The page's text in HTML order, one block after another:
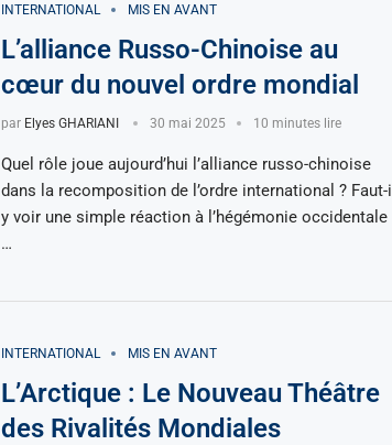
INTERNATIONAL MIS EN AVANT
L’alliance Russo-Chinoise au
cœur du nouvel ordre mondial
par Elyes GHARIANI 30 mai 2025 10 minutes lire
Quel rôle joue aujourd’hui l’alliance russo-chinoise
dans la recomposition de l’ordre international ? Faut-il
y voir une simple réaction à l’hégémonie occidentale
…
INTERNATIONAL MIS EN AVANT
L’Arctique : Le Nouveau Théâtre
des Rivalités Mondiales